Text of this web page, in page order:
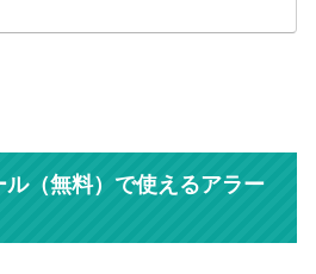
ル（無料）で使えるアラー